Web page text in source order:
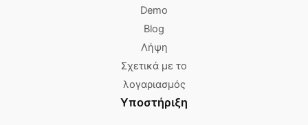
Demo
Blog
Λήψη
Σχετικά με το
λογαριασμός
Υποστήριξη